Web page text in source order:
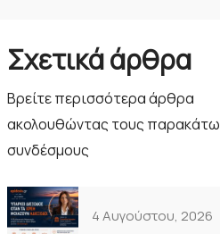
Σχετικά άρθρα
Βρείτε περισσότερα άρθρα
ακολουθώντας τους παρακάτω
συνδέσμους
4 Αυγούστου, 2026